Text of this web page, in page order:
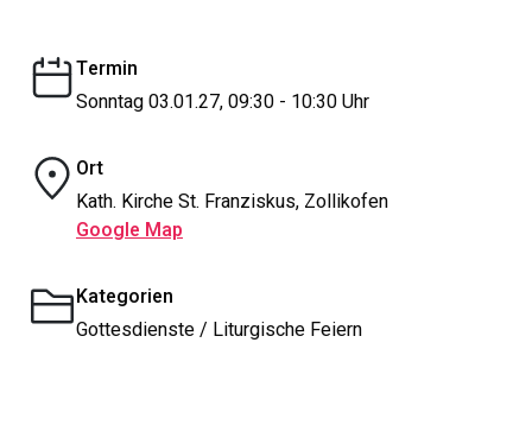
Termin
Sonntag 03.01.27, 09:30 - 10:30 Uhr
Ort
Kath. Kirche St. Franziskus, Zollikofen
Google Map
Kategorien
Gottesdienste / Liturgische Feiern